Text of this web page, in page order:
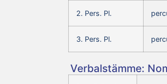
2. Pers. Pl.
3. Pers. Pl.
Verbalstämme: